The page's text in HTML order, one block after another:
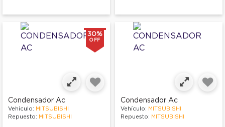
30%
OFF
Condensador Ac
Vehículo: MITSUBISHI
Repuesto: MITSUBISHI
Condensador Ac
Vehículo: MITSUBISHI
Repuesto: MITSUBISHI